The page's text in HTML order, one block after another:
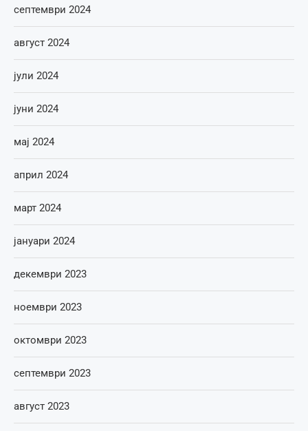
септември 2024
август 2024
јули 2024
јуни 2024
мај 2024
април 2024
март 2024
јануари 2024
декември 2023
ноември 2023
октомври 2023
септември 2023
август 2023